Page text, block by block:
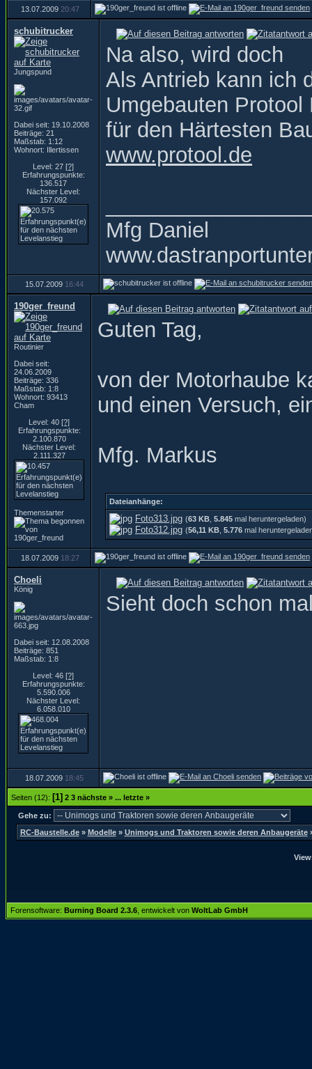
13.07.2009 20:47
schubitrucker
Jungspund
Dabei seit: 19.10.2008
Beiträge: 21
Maßstab: 1:12
Wohnort: Illertissen
Level: 27 [?]
Erfahrungspunkte:
136.517
Nächster Level:
157.092
Na also, wird doch
Als Antrieb kann ich
Umgebauten
für den Härtesten
www.protool.de
Mfg Daniel
15.07.2009 16:44
190ger_freund
Routinier
Dabei seit:
24.06.2009
Beiträge: 336
Maßstab: 1:8
Wohnort: 93413
Cham
Level: 40 [?]
Erfahrungspunkte:
2.100.870
Nächster Level:
2.111.327
Themenstarter
Guten Tag,
von der Motorhaube
und einen Versuch,
Mfg. Markus
Dateianhänge:
Foto313.jpg (63 KB 5.845 mal heruntergeladen)
Foto312.jpg (56,11 KB 5.776 mal
18.07.2009 18:27
Choeli
König
Dabei seit: 12.08.2008
Beiträge: 851
Maßstab: 1:8
Level: 46 [?]
Erfahrungspunkte:
5.590.006
Nächster Level:
6.058.010
Sieht doch schon
18.07.2009 18:45
Seiten (12): [1] 2 3 nächste » ... letzte »
Gehe zu:
RC-Baustelle.de» Modelle» Unimogs und Traktoren sowie deren Anbaugeräte
Forensoftware: Burning Board 2.3.6 , entwickelt von WoltLab GmbH